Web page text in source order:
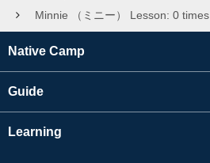
Minnie （ミニー） Lesson: 0 times
Native Camp
Guide
Learning